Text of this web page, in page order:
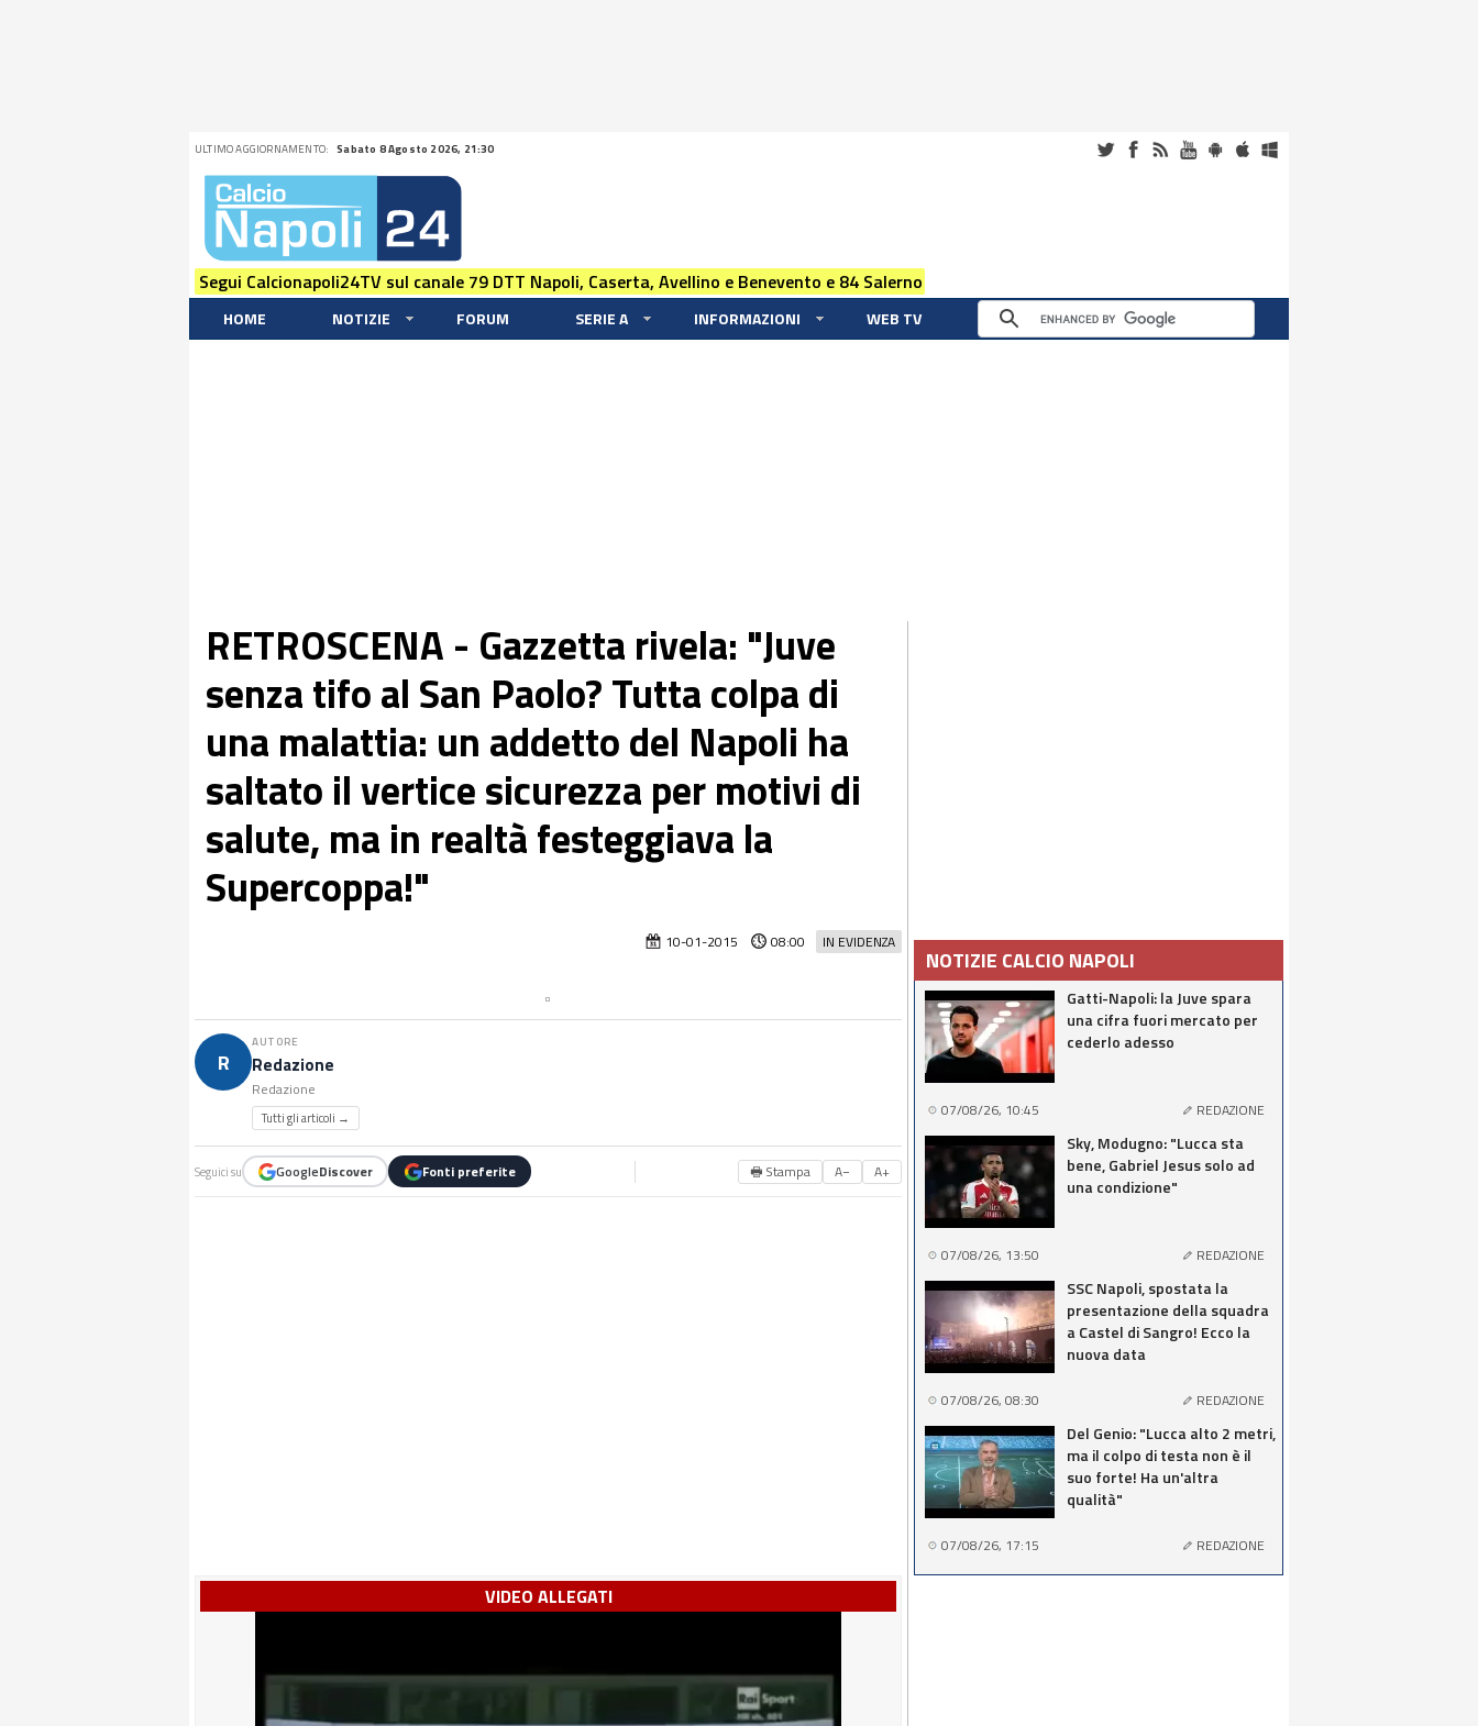
ULTIMO AGGIORNAMENTO: Sabato 8 Agosto 2026, 21:30
Segui Calcionapoli24TV sul canale 79 DTT Napoli, Caserta, Avellino e Benevento e 84 Salerno
HOME NOTIZIE FORUM SERIE A INFORMAZIONI WEB TV
RETROSCENA - Gazzetta rivela: "Juve
senza tifo al San Paolo? Tutta colpa di
una malattia: un addetto del Napoli ha
saltato il vertice sicurezza per motivi di
salute, ma in realtà festeggiava la
Supercoppa!"
IN EVIDENZA
10-01-2015 08:00
R
AUTORE
Redazione
Redazione
Tutti gli articoli →
Seguici su GoogleDiscover Fonti preferite 🖶 Stampa A− A+
VIDEO ALLEGATI
NOTIZIE CALCIO NAPOLI
Gatti-Napoli: la Juve spara
una cifra fuori mercato per
cederlo adesso
07/08/26, 10:45 REDAZIONE
Sky, Modugno: "Lucca sta
bene, Gabriel Jesus solo ad
una condizione"
07/08/26, 13:50 REDAZIONE
SSC Napoli, spostata la
presentazione della squadra
a Castel di Sangro! Ecco la
nuova data
07/08/26, 08:30 REDAZIONE
Del Genio: "Lucca alto 2 metri,
ma il colpo di testa non è il
suo forte! Ha un'altra
qualità"
07/08/26, 17:15 REDAZIONE